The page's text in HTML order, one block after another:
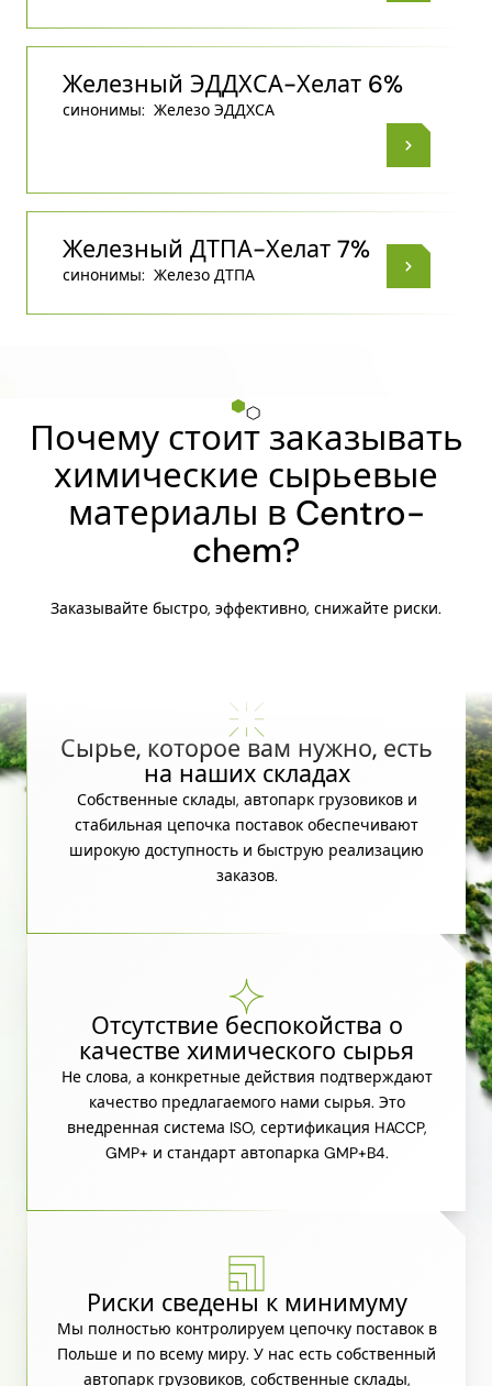
Железный ЭДДХСА-Хелат 6%
синонимы: Железо ЭДДХСА
Железный ДТПА-Хелат 7%
синонимы: Железо ДТПА
Почему стоит заказывать
химические сырьевые
материалы в Centro-
chem?
Заказывайте быстро, эффективно, снижайте риски.
Сырье, которое вам нужно, есть
на наших складах
Собственные склады, автопарк грузовиков и
стабильная цепочка поставок обеспечивают
широкую доступность и быструю реализацию
заказов.
Отсутствие беспокойства о
качестве химического сырья
Не слова, а конкретные действия подтверждают
качество предлагаемого нами сырья. Это
внедренная система ISO, сертификация HACCP,
GMP+ и стандарт автопарка GMP+B4.
Риски сведены к минимуму
Мы полностью контролируем цепочку поставок в
Польше и по всему миру. У нас есть собственный
автопарк грузовиков, собственные склады,